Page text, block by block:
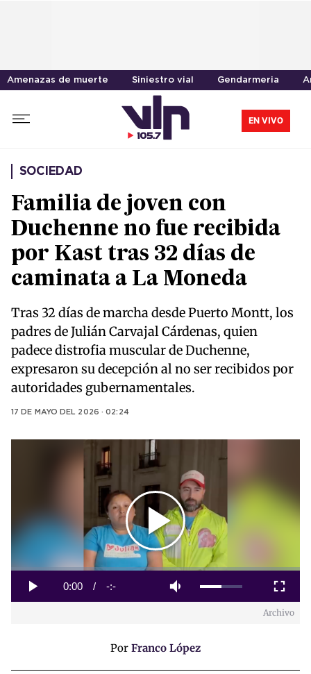
Amenazas de muerte Siniestro vial Gendarmeria
EN VIVO
SOCIEDAD
Familia de joven con
Duchenne no fue recibida
por Kast tras 32 días de
caminata a La Moneda
Tras 32 días de marcha desde Puerto Montt, los
padres de Julián Carvajal Cárdenas, quien
padece distrofia muscular de Duchenne,
expresaron su decepción al no ser recibidos por
autoridades gubernamentales.
17 DE MAYO DEL 2026 · 02:24
Play
Video
Play Mute
Current
0:00 / Duration
-:-
Loaded:
Fullscreen
Archivo
Por Franco López